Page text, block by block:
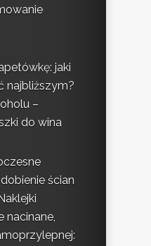
jaki
najbliższym?
–
do wina
ścian
nacinane,